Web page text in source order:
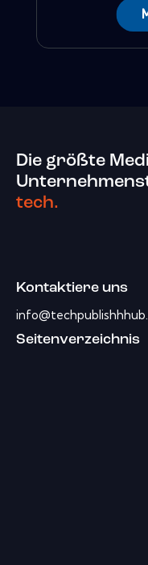
Die größte
tech.
Kontaktiere uns
Seitenverzeichnis